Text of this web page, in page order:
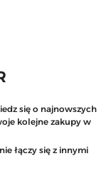
się o najnowszych
kolejne zakupy w
łączy się z innymi